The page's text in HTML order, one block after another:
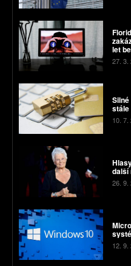
let
27. 3.
stále
10. 7.
další
26. 9.
12. 9.